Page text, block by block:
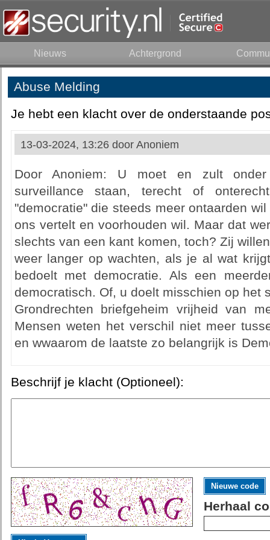
Nieuws Achtergrond
Abuse Melding
Je hebt een klacht over de onderstaande
13-03-2024, 13:26 door Anoniem
Door Anoniem: U moet en zult
surveillance staan, terecht of
"democratie" die steeds meer ontaarden
ons vertelt en voorhouden wil. Maar dat
slechts van een kant komen, toch? Zij
weer langer op wachten, als je al wat
bedoelt met democratie. Als een
democratisch. Of, u doelt misschien op het
Grondrechten briefgeheim vrijheid van
Mensen weten het verschil niet meer
en wwaarom de laatste zo belangrijk is
Beschrijf je klacht (Optioneel):
Nieuwe code
Herhaal